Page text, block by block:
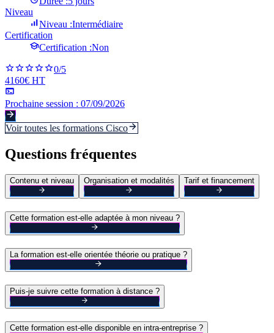
Niveau
Niveau :Intermédiaire
Certification
Certification :Non
0/5
4160€ HT
Prochaine session : 07/09/2026
Voir toutes les formations Cisco
Questions fréquentes
Contenu et niveau Organisation et modalités Tarif et financement
Cette formation est-elle adaptée à mon niveau ?
La formation est-elle orientée théorie ou pratique ?
Puis-je suivre cette formation à distance ?
Cette formation est-elle disponible en intra-entreprise ?